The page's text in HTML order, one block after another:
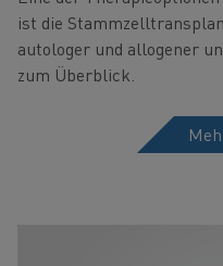
ist die
autologer und allogener
zum Überblick.